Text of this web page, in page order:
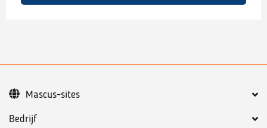
Bedrijf
Mascus-sites